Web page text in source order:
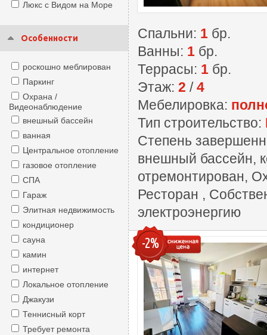
Люкс с Видом на Море
Особенности
роскошно меблирован
Паркинг
Охрана /
Видеонаблюдение
внешный бассейн
ванная
Центральное отопление
газовое отопление
СПА
Гараж
Элитная недвижимость
кондиционер
сауна
камин
интернет
Локальное отопление
Джакузи
Теннисный корт
Требует ремонта
Спальни: 1 бр.
Ванны: 1 бр.
Террасы: 1 бр.
Этаж: 2 /4
Мебелировка:
Тип строительство:
Степень
внешный бассейн,
отремонтирован,
Ресторан ,
электроэнергию
-2%